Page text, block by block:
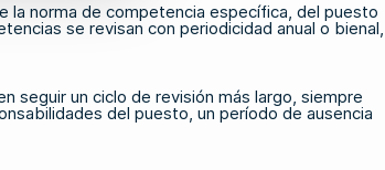
la norma de competencia específica, del puesto
se revisan con periodicidad anual o bienal,
seguir un ciclo de revisión más largo, siempre
del puesto, un período de ausencia